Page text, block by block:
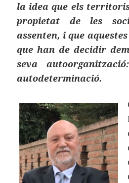
la idea que els
propietat de les
assenten, i que
que han de decidir
seva
autodeterminació.